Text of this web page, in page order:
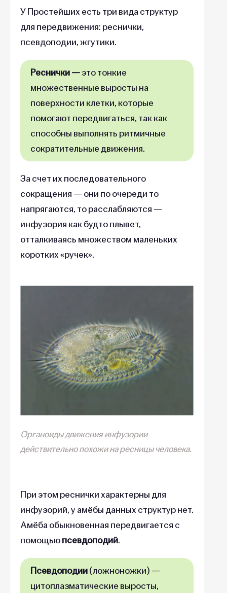
У Простейших есть три вида структур
для передвижения: реснички,
псевдоподии, жгутики.
Реснички —это тонкие
множественные выросты на
поверхности клетки, которые
помогают передвигаться, так как
способны выполнять ритмичные
сократительные движения.
За счет их последовательного
сокращения — они по очереди то
напрягаются, то расслабляются —
инфузория как будто плывет,
отталкиваясь множеством маленьких
коротких «ручек».
Органоиды движения инфузории
действительно похожи на ресницы человека.
При этом реснички характерны для
инфузорий, у амёбы данных структур нет.
Амёба обыкновенная передвигается с
помощьюпсевдоподий.
Псевдоподии(ложноножки) —
цитоплазматические выросты,